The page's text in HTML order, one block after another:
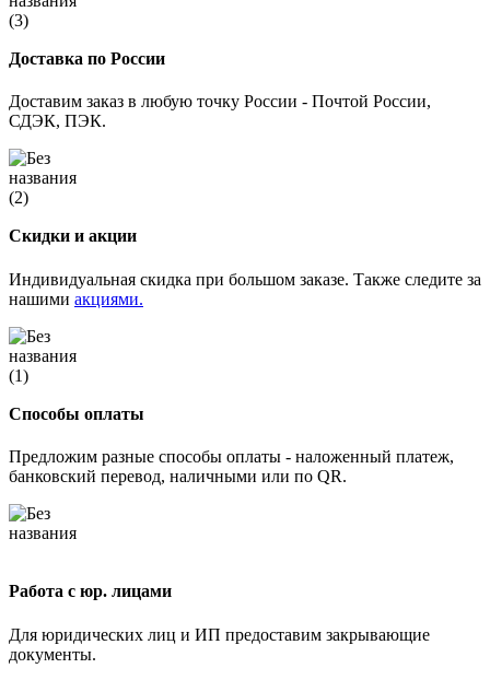
Доставка по России
Доставим заказ в любую точку России - Почтой России,
СДЭК, ПЭК.
Скидки и акции
Индивидуальная скидка при большом заказе. Также следите за
нашими акциями.
Способы оплаты
Предложим разные способы оплаты - наложенный платеж,
банковский перевод, наличными или по QR.
Работа с юр. лицами
Для юридических лиц и ИП предоставим закрывающие
документы.